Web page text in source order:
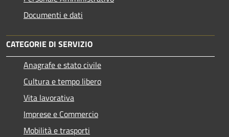
Documenti e dati
CATEGORIE DI SERVIZIO
Anagrafe e stato civile
Cultura e tempo libero
Vita lavorativa
Imprese e Commercio
Mobilità e trasporti